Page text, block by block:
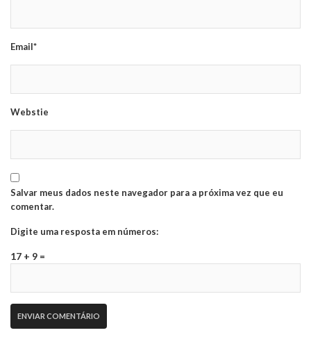
Email*
Webstie
Salvar meus dados neste navegador para a próxima vez que eu
comentar.
Digite uma resposta em números:
17 + 9 =